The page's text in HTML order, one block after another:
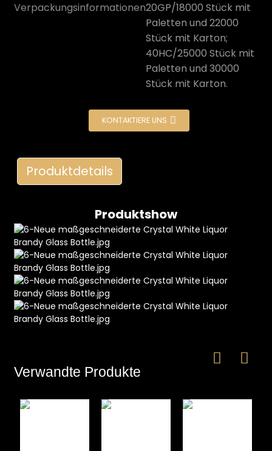
Verpackungsinformationen20GP/18000 Stück mit
Paletten und 22000
Stück mit Karton;
40HC/25000 Stück mit
Paletten und 30000
Stück mit Karton.
KONTAKTIERE UNS
Produktdetails
Produktshow
Verwandte Produkte